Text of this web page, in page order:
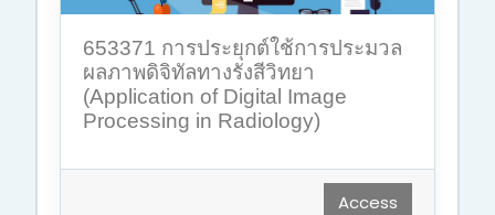
653371 การประยุกต์ใช้การประมวล
ผลภาพดิจิทัลทางรังสีวิทยา
(Application of Digital Image
Processing in Radiology)
Access